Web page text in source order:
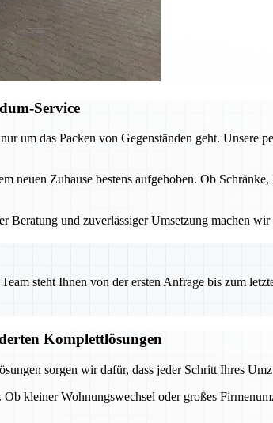
Service
um das Packen von Gegenständen geht. Unsere
Zuhause bestens aufgehoben. Ob
und zuverlässiger Umsetzung machen
steht Ihnen von der ersten Anfrage bis zum
Komplettlösungen
sorgen wir dafür, dass jeder Schritt Ihres
kleiner Wohnungswechsel oder großes